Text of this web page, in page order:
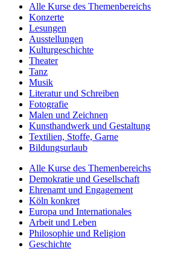
Alle Kurse des Themenbereichs
Konzerte
Lesungen
Ausstellungen
Kulturgeschichte
Theater
Tanz
Musik
Literatur und Schreiben
Fotografie
Malen und Zeichnen
Kunsthandwerk und Gestaltung
Textilien, Stoffe, Garne
Bildungsurlaub
Alle Kurse des Themenbereichs
Demokratie und Gesellschaft
Ehrenamt und Engagement
Köln konkret
Europa und Internationales
Arbeit und Leben
Philosophie und Religion
Geschichte